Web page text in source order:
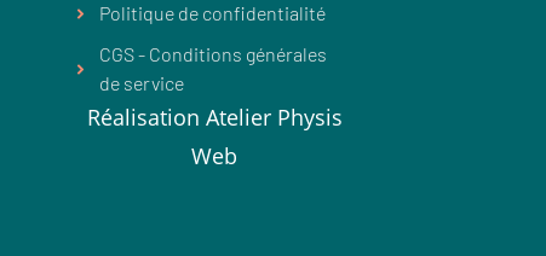
Politique de confidentialité
CGS - Conditions générales
de service
Réalisation Atelier Physis
Web